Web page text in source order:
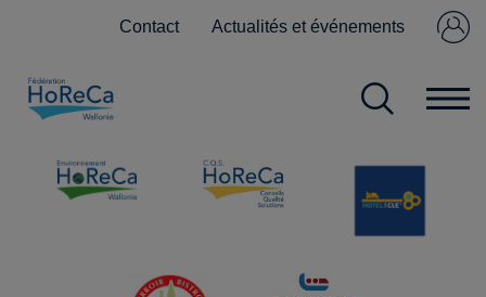
Contact Actualités et événements
membre ?